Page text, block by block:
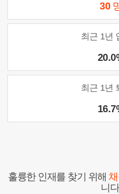
30
최근 1년
최근 1년
훌륭한 인재를 찾기 위해
니